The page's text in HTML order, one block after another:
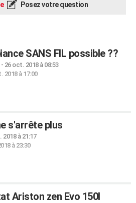
Posez votre question
SANS FIL possible ??
- 26 oct. 2018 à 08:53
2018 à 17:00
s'arrête plus
2018 à 21:17
à 23:30
Ariston zen Evo 150l